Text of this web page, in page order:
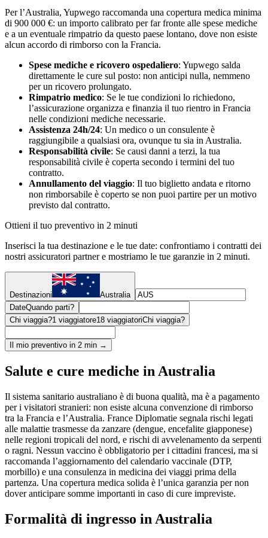
Per l’Australia, Yupwego raccomanda una copertura medica minima
di 900 000 €: un importo calibrato per far fronte alle spese mediche
e a un eventuale rimpatrio da questo paese lontano, dove non esiste
alcun accordo di rimborso con la Francia.
Spese mediche e ricovero ospedaliero: Yupwego salda
direttamente le cure sul posto: non anticipi nulla, nemmeno
per un ricovero prolungato.
Rimpatrio medico: Se le tue condizioni lo richiedono,
l’assicurazione organizza e finanzia il tuo rientro in Francia
nelle condizioni mediche necessarie.
Assistenza 24h/24: Un medico o un consulente è
raggiungibile a qualsiasi ora, ovunque tu sia in Australia.
Responsabilità civile: Se causi danni a terzi, la tua
responsabilità civile è coperta secondo i termini del tuo
contratto.
Annullamento del viaggio: Il tuo biglietto andata e ritorno
non rimborsabile è coperto se non puoi partire per un motivo
previsto dal contratto.
Ottieni il tuo preventivo in 2 minuti
Inserisci la tua destinazione e le tue date: confrontiamo i contratti dei
nostri assicuratori partner e mostriamo le tue garanzie in 2 minuti.
Destinazioni
Australia
DateQuando parti?
Chi viaggia?1 viaggiatore18 viaggiatoriChi viaggia?
Il mio preventivo in 2 min →
Salute e cure mediche in Australia
Il sistema sanitario australiano è di buona qualità, ma è a pagamento
per i visitatori stranieri: non esiste alcuna convenzione di rimborso
tra la Francia e l’Australia. France Diplomatie segnala rischi legati
alle malattie trasmesse da zanzare (dengue, encefalite giapponese)
nelle regioni tropicali del nord, e rischi di avvelenamento da serpenti
o ragni. Nessun vaccino è obbligatorio per i cittadini francesi, ma si
raccomanda l’aggiornamento del calendario vaccinale (DTP,
morbillo) e una consulenza in medicina dei viaggi prima della
partenza. Una copertura medica solida è l’unica garanzia per non
dover anticipare somme importanti in caso di cure impreviste.
Formalità di ingresso in Australia